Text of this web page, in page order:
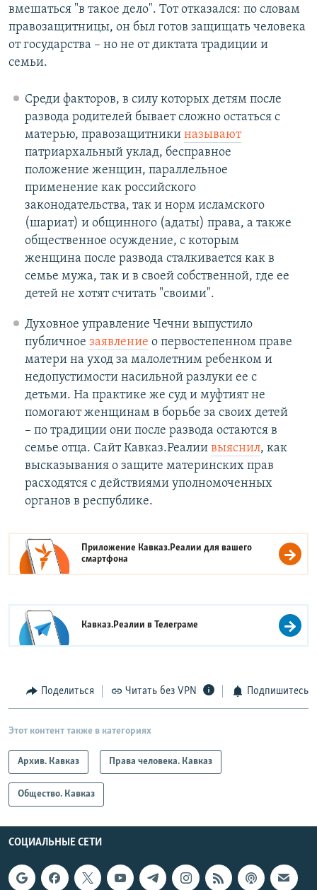
вмешаться "в такое дело". Тот отказался: по словам
правозащитницы, он был готов защищать человека
от государства – но не от диктата традиции и
семьи.
Среди факторов, в силу которых детям после
развода родителей бывает сложно остаться с
матерью, правозащитники называют
патриархальный уклад, бесправное
положение женщин, параллельное
применение как российского
законодательства, так и норм исламского
(шариат) и общинного (адаты) права, а также
общественное осуждение, с которым
женщина после развода сталкивается как в
семье мужа, так и в своей собственной, где ее
детей не хотят считать "своими".
Духовное управление Чечни выпустило
публичное заявление о первостепенном праве
матери на уход за малолетним ребенком и
недопустимости насильной разлуки ее с
детьми. На практике же суд и муфтият не
помогают женщинам в борьбе за своих детей
– по традиции они после развода остаются в
семье отца. Сайт Кавказ.Реалии выяснил, как
высказывания о защите материнских прав
расходятся с действиями уполномоченных
органов в республике.
Приложение Кавказ.Реалии для вашего
смартфона
Кавказ.Реалии вТелеграме
Поделиться Читать без VPN Подпишитесь
Этот контент также в категориях
Архив. Кавказ Права человека. Кавказ
Общество. Кавказ
СОЦИАЛЬНЫЕ СЕТИ